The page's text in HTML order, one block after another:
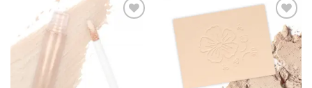
Añadir
a la
lista de
deseos